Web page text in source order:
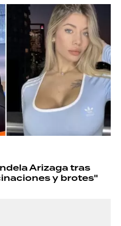
Arizaga tras
y brotes"